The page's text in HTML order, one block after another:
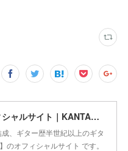
内田勘太郎オフィシャルサイト｜KANTARO UCHIDA Official Web Site
、ギター歴半世紀以上のギタ
のオフィシャルサイト です。